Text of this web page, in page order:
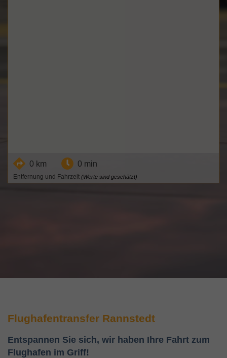
0 km 0 min
Entfernung und Fahrzeit (Werte sind geschätzt)
Flughafentransfer Rannstedt
Entspannen Sie sich, wir haben Ihre Fahrt zum
Flughafen im Griff!